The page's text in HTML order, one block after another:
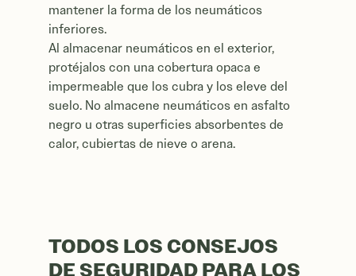
mantener la forma de los neumáticos
inferiores.
Al almacenar neumáticos en el exterior,
protéjalos con una cobertura opaca e
impermeable que los cubra y los eleve del
suelo. No almacene neumáticos en asfalto
negro u otras superficies absorbentes de
calor, cubiertas de nieve o arena.
TODOS LOS CONSEJOS
DE SEGURIDAD PARA LOS